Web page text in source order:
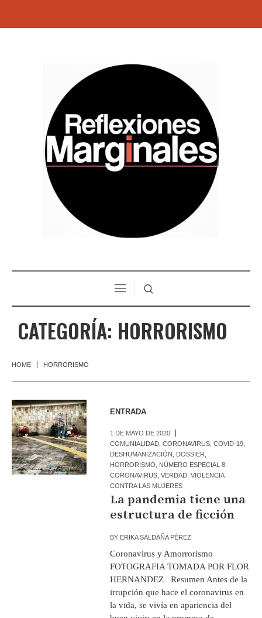
CATEGORÍA: HORRORISMO
HOME HORRORISMO
ENTRADA
1 DE MAYO DE 2020
COMUNIALIDAD ,CORONAVIRUS ,COVID-19
DESHUMANIZACIÓN
DOSSIER
HORRORISMO
NÚMERO ESPECIAL 8:
CORONAVIRUS ,VERDAD ,VIOLENCIA
CONTRA LAS MUJERES
La pandemia tiene una
estructura de ficción
BY ERIKA SALDAÑA PÉREZ
Coronavirus y Amorrorismo
FOTOGRAFIA TOMADA POR FLOR
HERNANDEZ Resumen Antes de la
irrupción que hace el coronavirus en
la vida, se vivía en apariencia del